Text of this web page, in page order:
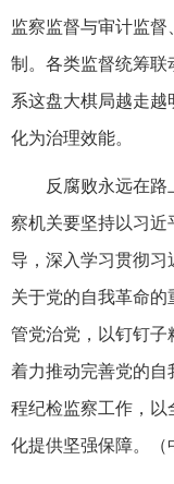
监察监督与审计监
制。各类监督统筹联
系这盘大棋局越走
化为治理效能。
反腐败永远在
察机关要坚持以习近
导，深入学习贯彻习
关于党的自我革命
管党治党，以钉钉子
着力推动完善党的自
程纪检监察工作，以
化提供坚强保障。（